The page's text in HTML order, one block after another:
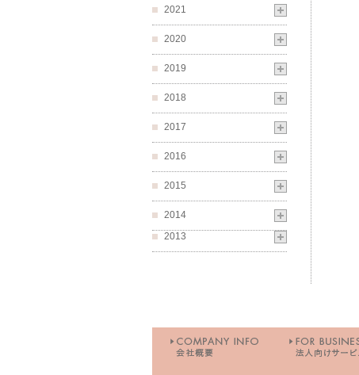
2021
2020
2019
2018
2017
2016
2015
2014
2013